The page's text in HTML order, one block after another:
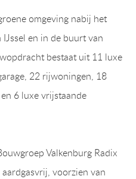
omgeving nabij het
en in de buurt van
bestaat uit 11 luxe
22 rijwoningen, 18
6 luxe vrijstaande
Valkenburg Radix
voorzien van